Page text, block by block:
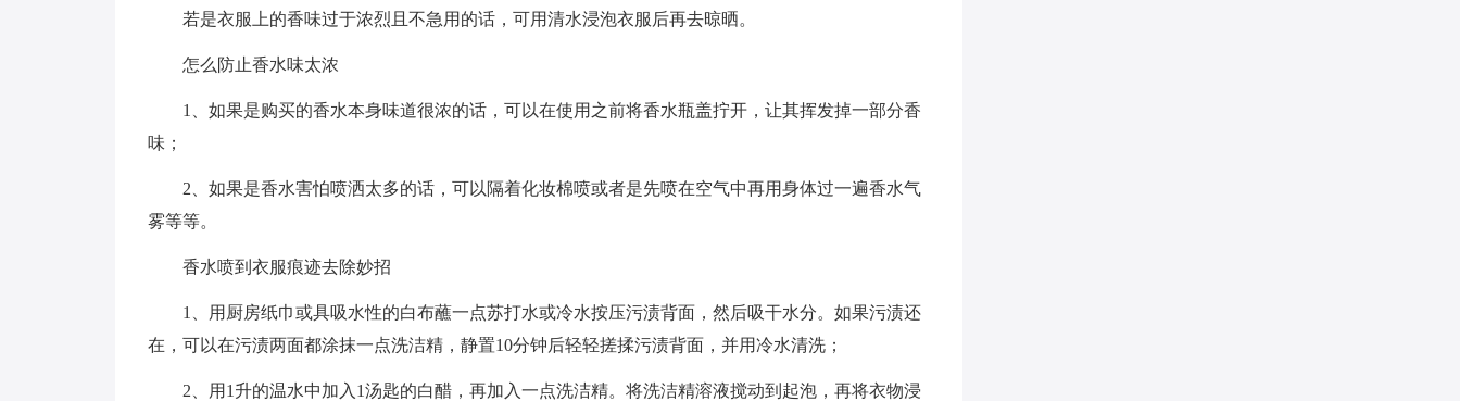
若是衣服上的香味过于浓烈且不急用的话，可用清水浸泡衣服后再去晾晒。
怎么防止香水味太浓
1、如果是购买的香水本身味道很浓的话，可以在使用之前将香水瓶盖拧开，让其挥发掉一部分香
味；
2、如果是香水害怕喷洒太多的话，可以隔着化妆棉喷或者是先喷在空气中再用身体过一遍香水气
雾等等。
香水喷到衣服痕迹去除妙招
1、用厨房纸巾或具吸水性的白布蘸一点苏打水或冷水按压污渍背面，然后吸干水分。如果污渍还
在，可以在污渍两面都涂抹一点洗洁精，静置10分钟后轻轻搓揉污渍背面，并用冷水清洗；
2、用1升的温水中加入1汤匙的白醋，再加入一点洗洁精。将洗洁精溶液搅动到起泡，再将衣物浸